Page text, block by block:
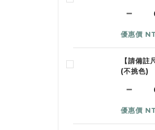
優惠價
【請備
(不挑色)
優惠價